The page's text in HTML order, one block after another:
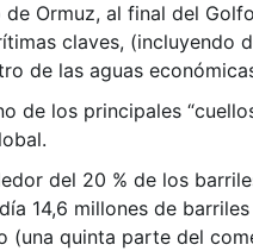
Ormuz, al final del
claves,
de las aguas
de los principales
del 20 % de los
14,6 millones de
(una quinta parte del